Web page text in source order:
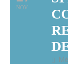
NOV